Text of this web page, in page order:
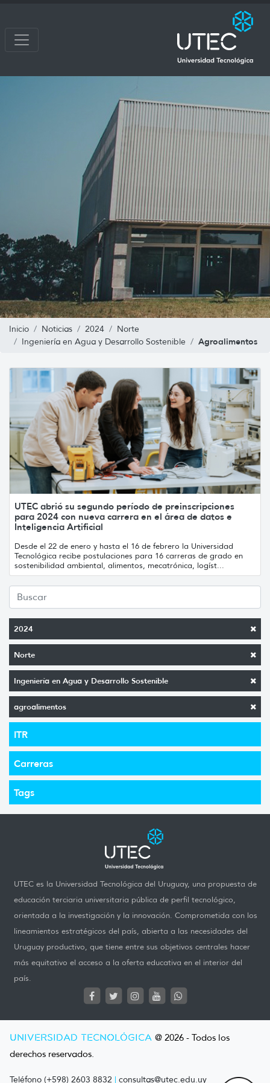
Inicio Noticias 2024
Norte
Ingeniería en Agua y Desarrollo Sostenible
Agroalimentos
2024
Norte
Ingeniería en Agua y Desarrollo Sostenible
agroalimentos
ITR
Carreras
Tags
UTEC abrió su segundo período de preinscripciones
para 2024 con nueva carrera en el área de datos e
Inteligencia Artificial
Desde el 22 de enero y hasta el 16 de febrero la Universidad
Tecnológica recibe postulaciones para 16 carreras de grado en
sostenibilidad ambiental, alimentos, mecatrónica, logíst...
UTEC es la Universidad Tecnológica del Uruguay, una propuesta de
educación terciaria universitaria pública de perfil tecnológico,
orientada a la investigación y la innovación. Comprometida con los
lineamientos estratégicos del país, abierta a las necesidades del
Uruguay productivo, que tiene entre sus objetivos centrales hacer
más equitativo el acceso a la oferta educativa en el interior del
país.
UNIVERSIDAD TECNOLÓGICA @ 2026 - Todos los
derechos reservados.
Teléfono (+598) 2603 8832 | consultas@utec.edu.uy